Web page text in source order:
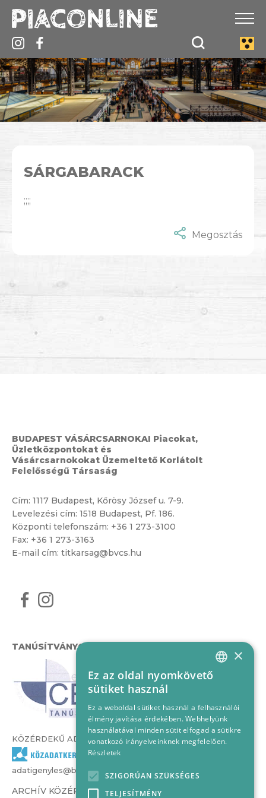
SÁRGABARACK
;;;;
Megosztás
BUDAPEST VÁSÁRCSARNOKAI Piacokat,
Üzletközpontokat és
Vásárcsarnokokat Üzemeltető Korlátolt
Felelősségű Társaság
Cím: 1117 Budapest, Kőrösy József u. 7-9.
Levelezési cím: 1518 Budapest, Pf. 186.
Központi telefonszám: +36 1 273-3100
Fax: +36 1 273-3163
E-mail cím: titkarsag@bvcs.hu
TANÚSÍTVÁNYOK
KÖZÉRDEKŰ ADATOK
adatigenyles@bvcs.hu
ARCHÍV KÖZÉRDEKŰ ADATOK –
HUNGARIAN
×
Ez az oldal nyomkövető
sütiket használ
Ez a weboldal sütiket használ a felhasználói
élmény javítása érdekében. Webhelyünk
használatával minden sütit elfogad a sütikre
vonatkozó irányelveinknek megfelelően.
Részletek
SZIGORÚAN SZÜKSÉGES
TELJESÍTMÉNY